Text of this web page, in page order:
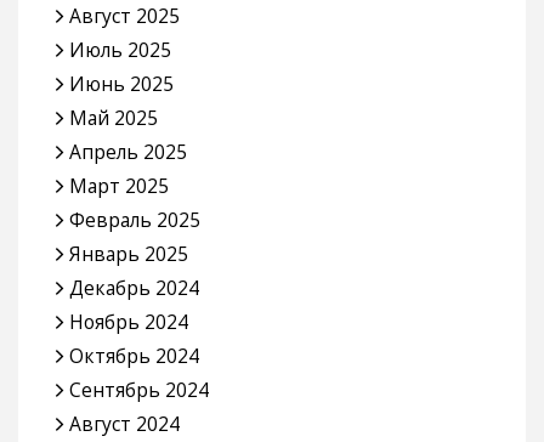
Август 2025
Июль 2025
Июнь 2025
Май 2025
Апрель 2025
Март 2025
Февраль 2025
Январь 2025
Декабрь 2024
Ноябрь 2024
Октябрь 2024
Сентябрь 2024
Август 2024